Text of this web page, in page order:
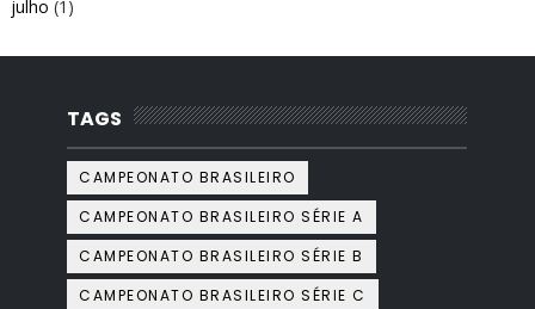
julho (1)
TAGS
CAMPEONATO BRASILEIRO
CAMPEONATO BRASILEIRO SÉRIE A
CAMPEONATO BRASILEIRO SÉRIE B
CAMPEONATO BRASILEIRO SÉRIE C